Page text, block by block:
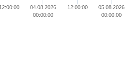
12:00:00
04.08.2026
00:00:00
12:00:00
05.08.2026
00:00:00